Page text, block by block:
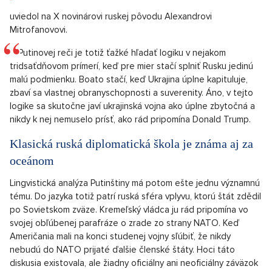
uviedol na X novinárovi ruskej pôvodu Alexandrovi
Mitrofanovovi.
V Putinovej reči je totiž ťažké hľadať logiku v nejakom
tridsaťdňovom prímerí, keď pre mier stačí splniť Rusku jedinú
malú podmienku. Boato stačí, keď Ukrajina úplne kapituluje,
zbaví sa vlastnej obranyschopnosti a suverenity. Áno, v tejto
logike sa skutočne javí ukrajinská vojna ako úplne zbytočná a
nikdy k nej nemuselo prísť, ako rád pripomína Donald Trump.
Klasická ruská diplomatická škola je známa aj za
oceánom
Lingvistická analýza Putinštiny má potom ešte jednu významnú
tému. Do jazyka totiž patrí ruská sféra vplyvu, ktorú štát zdědil
po Sovietskom zväze. Kremeľský vládca ju rád pripomína vo
svojej obľúbenej parafráze o zrade zo strany NATO. Keď
Američania mali na konci studenej vojny sľúbiť, že nikdy
nebudú do NATO prijaté ďalšie členské štáty. Hoci táto
diskusia existovala, ale žiadny oficiálny ani neoficiálny záväzok